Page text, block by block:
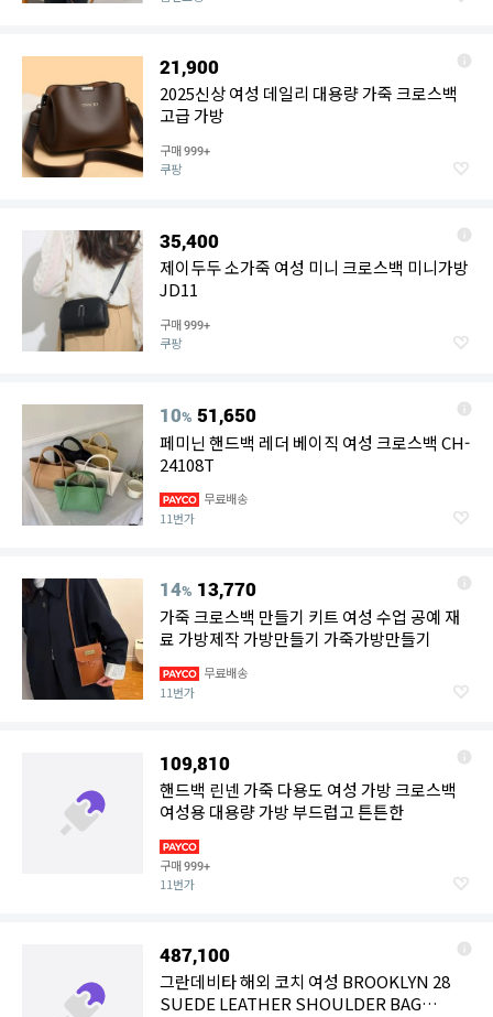
21,900
2025신상 여성 데일리 대용량 가죽 크로스백
고급 가방
구매999+
쿠팡
35,400
제이두두 소가죽 여성 미니 크로스백 미니가방
JD11
구매999+
쿠팡
10% 51,650
페미닌 핸드백 레더 베이직 여성 크로스백 CH-
24108T
무료배송
11번가
14% 13,770
가죽 크로스백 만들기 키트 여성 수업 공예 재
료 가방제작 가방만들기 가죽가방만들기
무료배송
11번가
109,810
핸드백 린넨 가죽 다용도 여성 가방 크로스백
여성용 대용량 가방 부드럽고 튼튼한
구매999+
11번가
487,100
그란데비타 해외 코치 여성 BROOKLYN 28
SUEDE LEATHER SHOULDER BAG